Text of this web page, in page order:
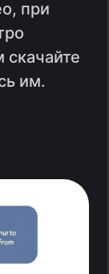
при
скачайте
им.